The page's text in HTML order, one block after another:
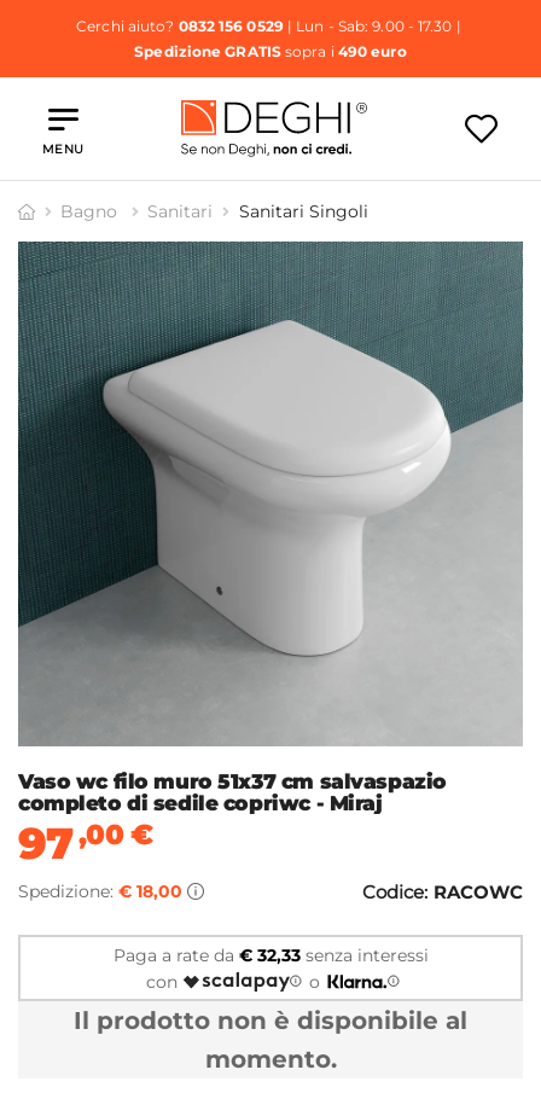
Cerchi aiuto? 0832 156 0529| Lun - Sab: 9.00 - 17.30 |
Spedizione GRATISsopra i 490 euro
MENU
Bagno Sanitari Sanitari Singoli
Vaso wc filo muro 51x37 cm salvaspazio
completo di sedile copriwc - Miraj
97,00€
Spedizione: € 18,00 Codice: RACOWC
Paga a rate da € 32,33senza interessi
con
o
Il prodotto non è disponibile al
momento.